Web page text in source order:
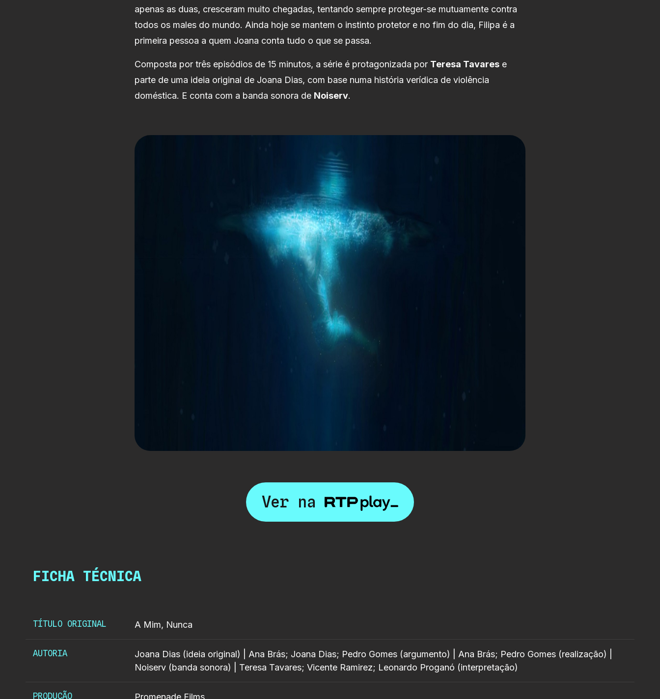
apenas as duas, cresceram muito chegadas, tentando sempre proteger-se mutuamente contra
todos os males do mundo. Ainda hoje se mantem o instinto protetor e no fim do dia, Filipa é a
primeira pessoa a quem Joana conta tudo o que se passa.
Composta por três episódios de 15 minutos, a série é protagonizada por Teresa Tavarese
parte de uma ideia original de Joana Dias, com base numa história verídica de violência
doméstica. E conta com a banda sonora de Noiserv.
Ver na
FICHA TÉCNICA
TÍTULO ORIGINAL A Mim, Nunca
AUTORIA
Joana Dias (ideia original) | Ana Brás; Joana Dias; Pedro Gomes (argumento) | Ana Brás; Pedro Gomes (realização) |
Noiserv (banda sonora) | Teresa Tavares; Vicente Ramirez; Leonardo Proganó (interpretação)
PRODUÇÃO Promenade Films